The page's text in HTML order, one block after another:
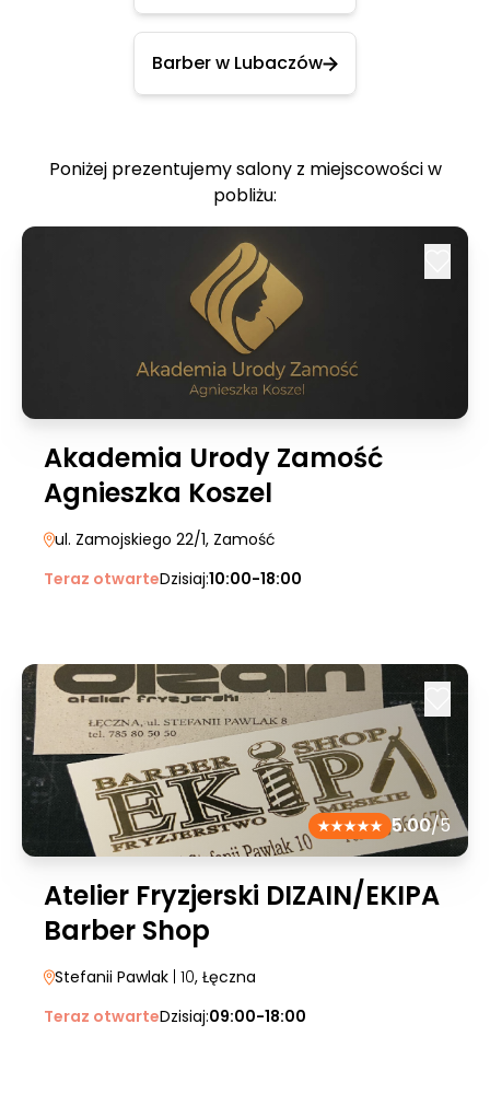
Barber w Lubaczów
Poniżej prezentujemy salony z miejscowości w
pobliżu:
Akademia Urody Zamość
Agnieszka Koszel
ul. Zamojskiego 22/1, Zamość
Teraz otwarteDzisiaj:10:00-18:00
5.00/5
Atelier Fryzjerski DIZAIN/EKIPA
Barber Shop
Stefanii Pawlak | 10, Łęczna
Teraz otwarteDzisiaj:09:00-18:00